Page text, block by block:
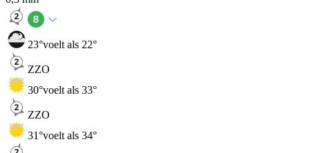
23°voelt als 22°
ZZO
30°voelt als 33°
ZZO
31°voelt als 34°